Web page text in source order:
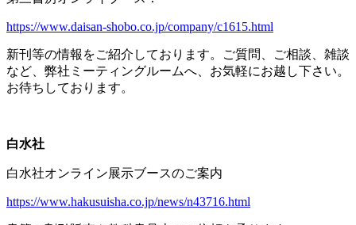
https://www.daisan-shobo.co.jp/company/c1615.html
新刊等の情報をご紹介しております。ご質問、ご相談、雑談
など、弊社ミーティングルームへ、お気軽にお越し下さい。
お待ちしております。
白水社
白水社オンライン展示ブースのご案内
https://www.hakusuisha.co.jp/news/n43716.html